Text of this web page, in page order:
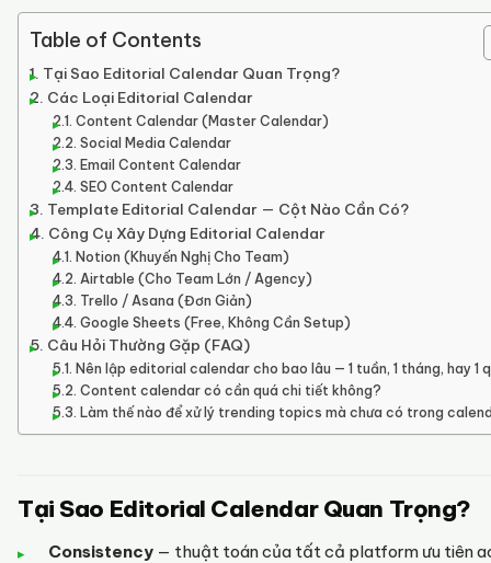
Table of Contents
Tại Sao Editorial Calendar Quan Trọng?
Các Loại Editorial Calendar
Content Calendar (Master Calendar)
Social Media Calendar
Email Content Calendar
SEO Content Calendar
Template Editorial Calendar — Cột Nào Cần Có?
Công Cụ Xây Dựng Editorial Calendar
Notion (Khuyến Nghị Cho Team)
Airtable (Cho Team Lớn / Agency)
Trello / Asana (Đơn Giản)
Google Sheets (Free, Không Cần Setup)
Câu Hỏi Thường Gặp (FAQ)
Nên lập editorial calendar cho bao lâu — 1 tuần, 1 tháng, hay 1
Content calendar có cần quá chi tiết không?
Làm thế nào để xử lý trending topics mà chưa có trong
Tại Sao Editorial Calendar Quan Trọng?
Consistency — thuật toán của tất cả platform ưu tiên